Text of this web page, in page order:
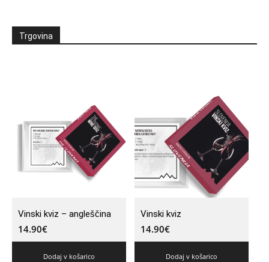
Trgovina
Vinski kviz – angleščina
14.90€
Dodaj v košarico
Vinski kviz
14.90€
Dodaj v košarico